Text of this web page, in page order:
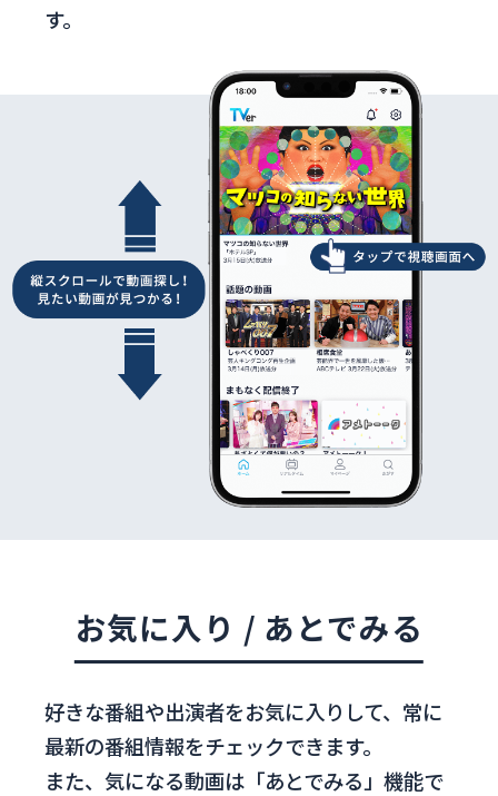
す。
お気に入り / あとでみる
好きな番組や出演者をお気に入りして、常に
最新の番組情報をチェックできます。
また、気になる動画は「あとでみる」機能で